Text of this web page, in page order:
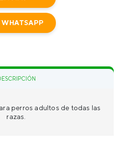
perros adultos de todas las
razas.